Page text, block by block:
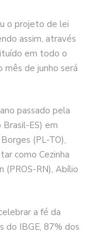
o projeto de lei
assim, através
em todo o
de junho será
passado pela
ES) em
(PL-TO),
como Cezinha
(PROS-RN), Abílio
a fé da
do IBGE, 87% dos